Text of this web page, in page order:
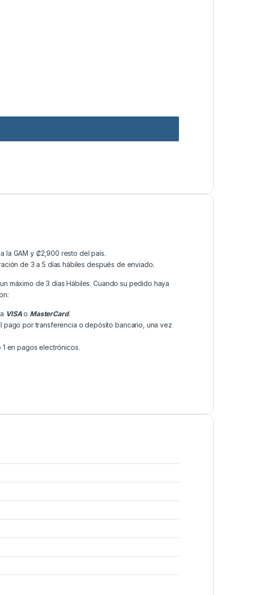
la GAM y ₡2,900 resto del país.
de 3 a 5 días hábiles después de enviado.
máximo de 3 días Hábiles. Cuando su pedido haya
VISAo MasterCard.
pago por transferencia o depósito bancario, una vez
en pagos electrónicos.